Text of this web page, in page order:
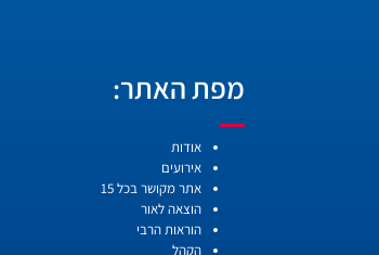
מפת האתר:
אודות
אירועים
אתר מקושר בכל 15
הוצאה לאור
הוראות הרבי
הקהל